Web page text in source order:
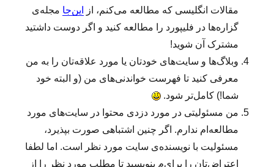
ی
مقالات انگلیسی که مطالعه می‌کنم، از
این‌جا مجله‌ی
گزاره‌ها در فلیپورد را مطالعه کنید و اگر دوست داشتید
مشترک آن شوید!
وبلاگ‌ها و سایت‌های‌ خودتان یا مورد علاقه‌تان را به من
معرفی کنید تا فهرست خواندنی‌های من (و البته خود
شما!) کامل‌تر شود.
من مسئولیتی در مورد دزدی محتوا در سایت‌های مورد
مطالعه‌ام ندارم. اگر چنین اشتباهی صورت بپذیرد،
مسئولیت با نویسنده‌ی سایت مورد نظر است. اما لطفا
اعتراض‌تان را برای‌م بنویسید تا مطلب مورد نظر را از